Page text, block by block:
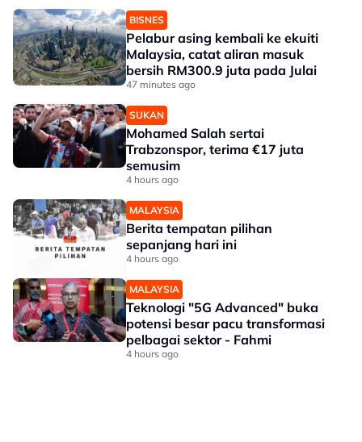
BISNES
Pelabur asing kembali ke ekuiti
Malaysia, catat aliran masuk
bersih RM300.9 juta pada Julai
47 minutes ago
SUKAN
Mohamed Salah sertai
Trabzonspor, terima €17 juta
semusim
4 hours ago
MALAYSIA
Berita tempatan pilihan
sepanjang hari ini
4 hours ago
MALAYSIA
Teknologi "5G Advanced" buka
potensi besar pacu transformasi
pelbagai sektor - Fahmi
4 hours ago